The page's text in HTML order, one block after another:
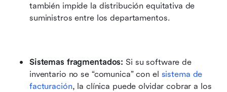
también impide la distribución equitativa de
suministros entre los departamentos.
Sistemas fragmentados: Si su software de
inventario no se “comunica” con el sistema de
facturación, la clínica puede olvidar cobrar a los